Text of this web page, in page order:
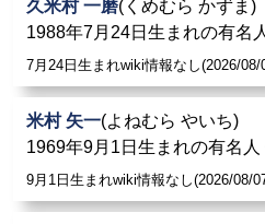
久米村 一磨(くめむら かずま)
1988年7月24日生まれの有名
7月24日生まれwiki情報なし(2026/08/
米村 矢一(よねむら やいち)
1969年9月1日生まれの有名人
9月1日生まれwiki情報なし(2026/08/